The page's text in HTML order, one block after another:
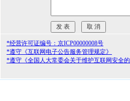
*经营许可证编号：京ICP00000008号
*遵守《互联网电子公告服务管理规定》
*遵守《全国人大常委会关于维护互联网安全的